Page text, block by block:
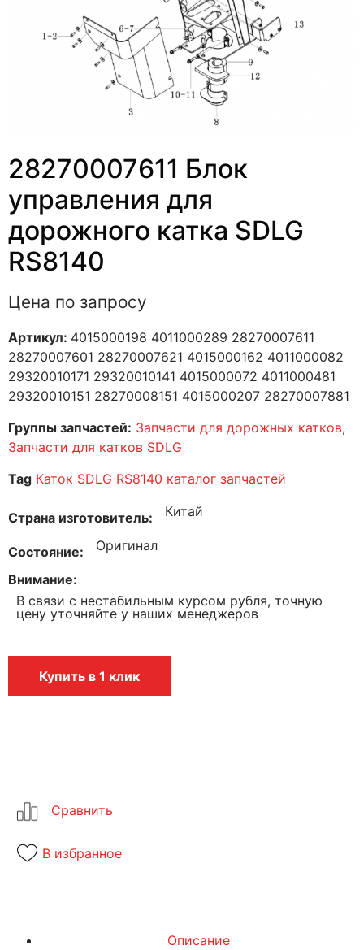
28270007611 Блок
управления для
дорожного катка SDLG
RS8140
Цена по запросу
Артикул: 4015000198 4011000289 28270007611
28270007601 28270007621 4015000162 4011000082
29320010171 29320010141 4015000072 4011000481
29320010151 28270008151 4015000207 28270007881
Группы запчастей: Запчасти для дорожных катков,
Запчасти для катков SDLG
Tag Каток SDLG RS8140 каталог запчастей
Страна изготовитель Китай
Состояние Оригинал
Внимание
В связи с нестабильным курсом рубля, точную
цену уточняйте у наших менеджеров
Купить в 1 клик
В избранное
Описание